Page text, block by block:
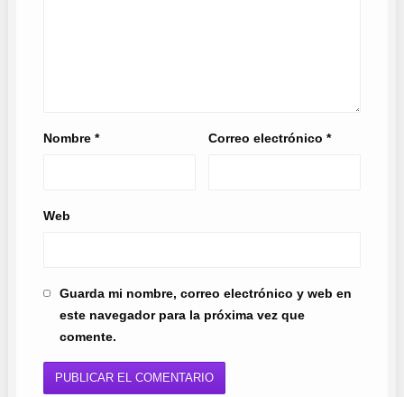
Nombre * Correo electrónico*
Web
Guarda mi nombre, correo electrónico y web en
este navegador para la próxima vez que
comente.